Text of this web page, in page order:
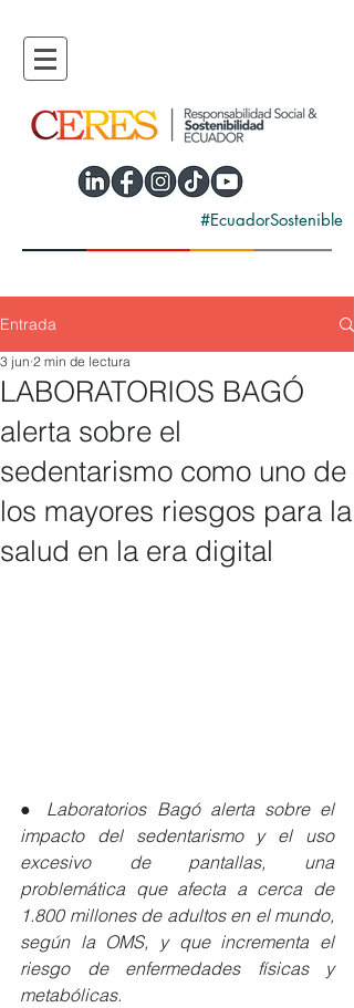
#EcuadorSostenible
Entrada
LABORATORIOS BAGÓ
alerta sobre el
sedentarismo como uno de
los mayores riesgos para la
salud en la era digital
3 jun 2 min de lectura
● Laboratorios Bagó alerta sobre el
impacto del sedentarismo y el uso
excesivo de pantallas, una
problemática que afecta a cerca de
1.800 millones de adultos en el mundo,
según la OMS, y que incrementa el
riesgo de enfermedades físicas y
metabólicas.